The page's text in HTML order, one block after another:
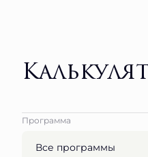
Программа
Все программы